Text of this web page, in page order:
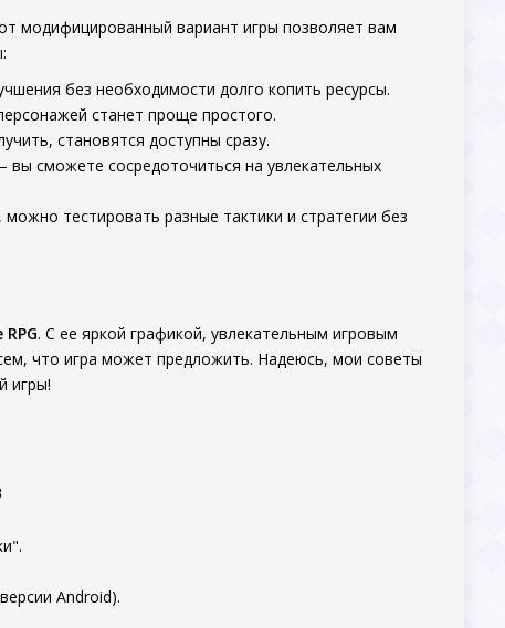
модифицированный вариант игры позволяет вам
без необходимости долго копить ресурсы.
станет проще простого.
становятся доступны сразу.
сможете сосредоточиться на увлекательных
тестировать разные тактики и стратегии без
RPG. С ее яркой графикой, увлекательным игровым
что игра может предложить. Надеюсь, мои советы
игры!
Android).